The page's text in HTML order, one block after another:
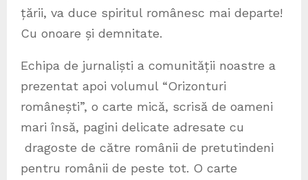
țării, va duce spiritul românesc mai departe!
Cu onoare și demnitate.
Echipa de jurnaliști a comunității noastre a
prezentat apoi volumul “Orizonturi
românești”, o carte mică, scrisă de oameni
mari însă, pagini delicate adresate cu
dragoste de către românii de pretutindeni
pentru românii de peste tot. O carte